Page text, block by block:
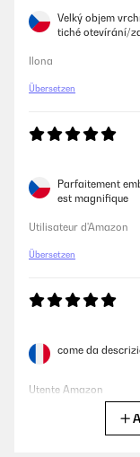
Amazon-Benutzer
Velký objem
tiché otevírání/
Ilona
Übersetzen
Parfaitement
est magnifique
Utilisateur d'Amazon
Übersetzen
come da
Utente Amazon